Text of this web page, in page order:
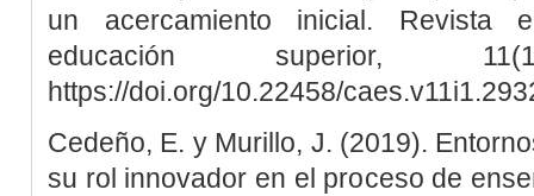
un acercamiento inicial. Revista
educación superior,
https://doi.org/10.22458/
Cedeño, E. y Murillo, J. (2019).
su rol innovador en el proceso de